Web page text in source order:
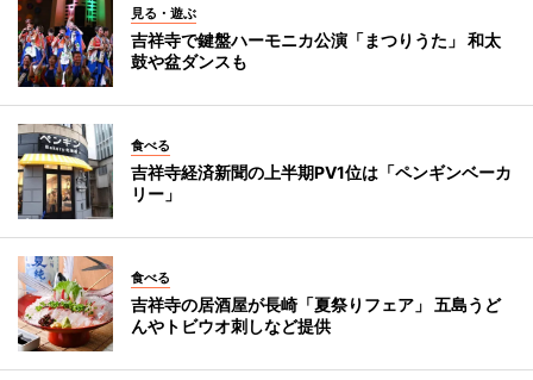
見る・遊ぶ
吉祥寺で鍵盤ハーモニカ公演「まつりうた」 和太
鼓や盆ダンスも
食べる
吉祥寺経済新聞の上半期PV1位は「ペンギンベーカ
リー」
食べる
吉祥寺の居酒屋が長崎「夏祭りフェア」 五島うど
んやトビウオ刺しなど提供